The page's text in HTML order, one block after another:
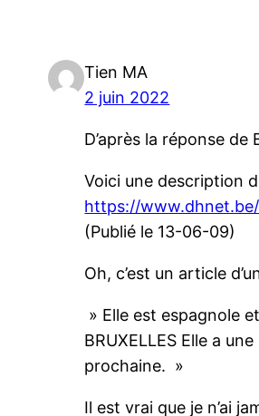
Tien MA
2 juin 2022
D’après la réponse de
Voici une description
https://
(Publié le 13-06-09)
Oh, c’est un article
» Elle est espagnole
BRUXELLES Elle a
prochaine. »
Il est vrai que je n’ai